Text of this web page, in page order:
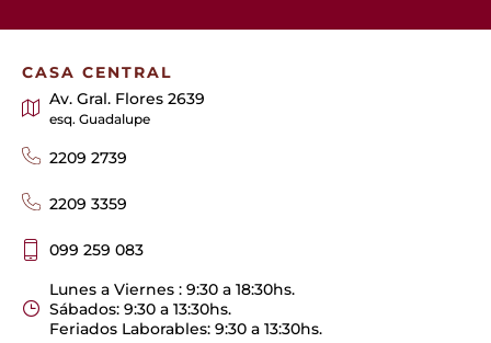
CASA CENTRAL
Av. Gral. Flores 2639
esq. Guadalupe
2209 2739
2209 3359
099 259 083
Lunes a Viernes : 9:30 a 18:30hs.
Sábados: 9:30 a 13:30hs.
Feriados Laborables: 9:30 a 13:30hs.